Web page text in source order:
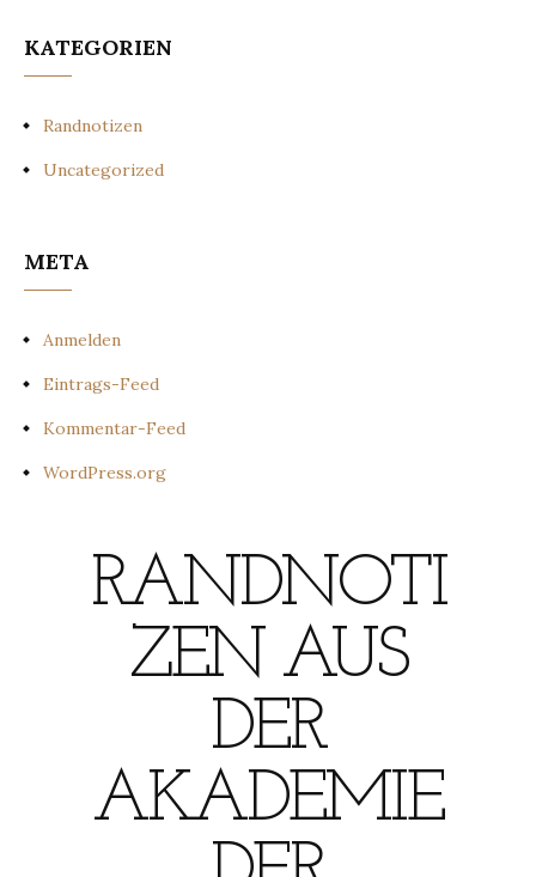
KATEGORIEN
Randnotizen
Uncategorized
META
Anmelden
Eintrags-Feed
Kommentar-Feed
WordPress.org
RANDNOTI
ZEN AUS
DER
AKADEMIE